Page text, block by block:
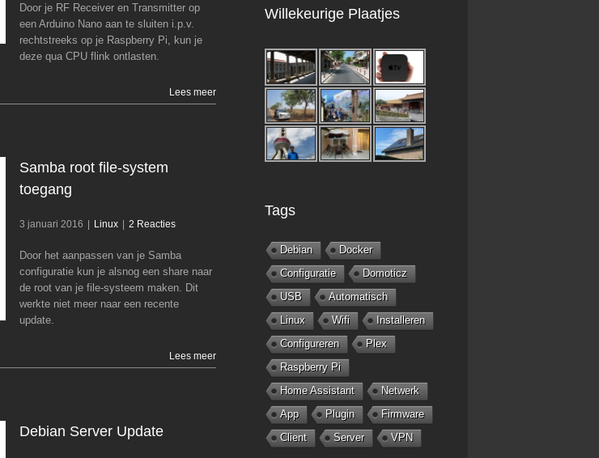
Door je RF Receiver en Transmitter op
een Arduino Nano aan te sluiten i.p.v.
rechtstreeks op je Raspberry Pi, kun je
deze qua CPU flink ontlasten.
Lees meer
Samba root file-system toegang
Samba root file-system
toegang
3 januari 2016 | Linux | 2 Reacties
Door het aanpassen van je Samba
configuratie kun je alsnog een share naar
de root van je file-systeem maken. Dit
werkte niet meer naar een recente
update.
Lees meer
Debian Server Update
Willekeurige Plaatjes
Tags
Debian
Docker
Configuratie
Domoticz
USB
Automatisch
Linux
Wifi
Installeren
Configureren
Plex
Raspberry Pi
Home Assistant
Netwerk
App
Plugin
Firmware
Client
Server VPN